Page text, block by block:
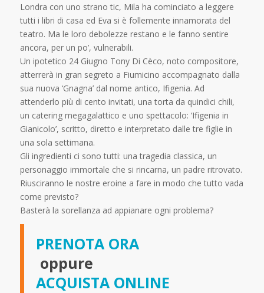
Londra con uno strano tic, Mila ha cominciato a leggere
tutti i libri di casa ed Eva si è follemente innamorata del
teatro. Ma le loro debolezze restano e le fanno sentire
ancora, per un po’, vulnerabili.
Un ipotetico 24 Giugno Tony Di Cèco, noto compositore,
atterrerà in gran segreto a Fiumicino accompagnato dalla
sua nuova ‘Gnagna’ dal nome antico, Ifigenia. Ad
attenderlo più di cento invitati, una torta da quindici chili,
un catering megagalattico e uno spettacolo: ‘Ifigenia in
Gianicolo’, scritto, diretto e interpretato dalle tre figlie in
una sola settimana.
Gli ingredienti ci sono tutti: una tragedia classica, un
personaggio immortale che si rincarna, un padre ritrovato.
Riusciranno le nostre eroine a fare in modo che tutto vada
come previsto?
Basterà la sorellanza ad appianare ogni problema?
PRENOTA ORA
oppure
ACQUISTA ONLINE